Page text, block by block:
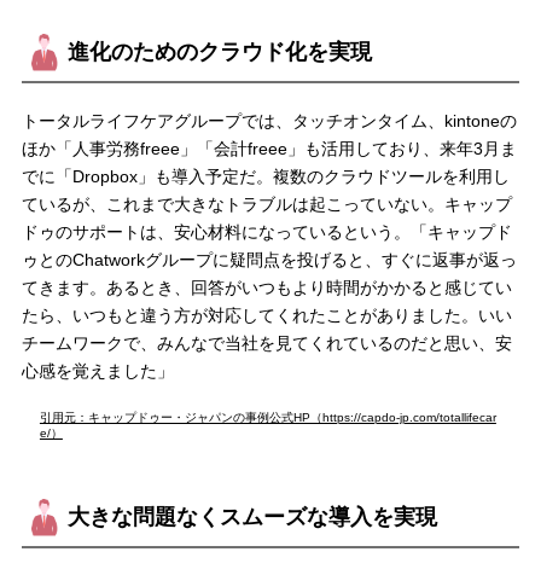
進化のためのクラウド化を実現
トータルライフケアグループでは、タッチオンタイム、kintoneの
ほか「人事労務freee」「会計freee」も活用しており、来年3月ま
でに「Dropbox」も導入予定だ。複数のクラウドツールを利用し
ているが、これまで大きなトラブルは起こっていない。キャップ
ドゥのサポートは、安心材料になっているという。「キャップド
ゥとのChatworkグループに疑問点を投げると、すぐに返事が返っ
てきます。あるとき、回答がいつもより時間がかかると感じてい
たら、いつもと違う方が対応してくれたことがありました。いい
チームワークで、みんなで当社を見てくれているのだと思い、安
心感を覚えました」
引用元：キャップドゥー・ジャパンの事例公式HP（https://capdo-jp.com/totallifecar
e/）
大きな問題なくスムーズな導入を実現